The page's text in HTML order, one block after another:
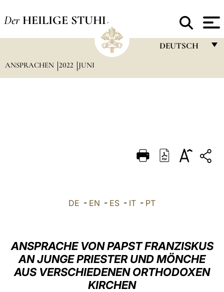
Der HEILIGE STUHL
DEUTSCH
DEUTSCH
LATINE
ANSPRACHEN 2022 JUNI
DE - EN - ES - IT - PT
ANSPRACHE VON PAPST FRANZISKUS
AN JUNGE PRIESTER UND MÖNCHE
AUS VERSCHIEDENEN ORTHODOXEN
KIRCHEN